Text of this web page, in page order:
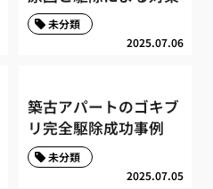
2025.07.06
未分類
築古アパートのゴキブ
リ完全駆除成功事例
2025.07.05
未分類